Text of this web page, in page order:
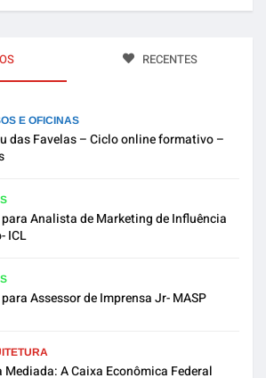
RECENTES
E OFICINAS
das Favelas – Ciclo online formativo –
Analista de Marketing de Influência
ICL
Assessor de Imprensa Jr- MASP
A Caixa Econômica Federal